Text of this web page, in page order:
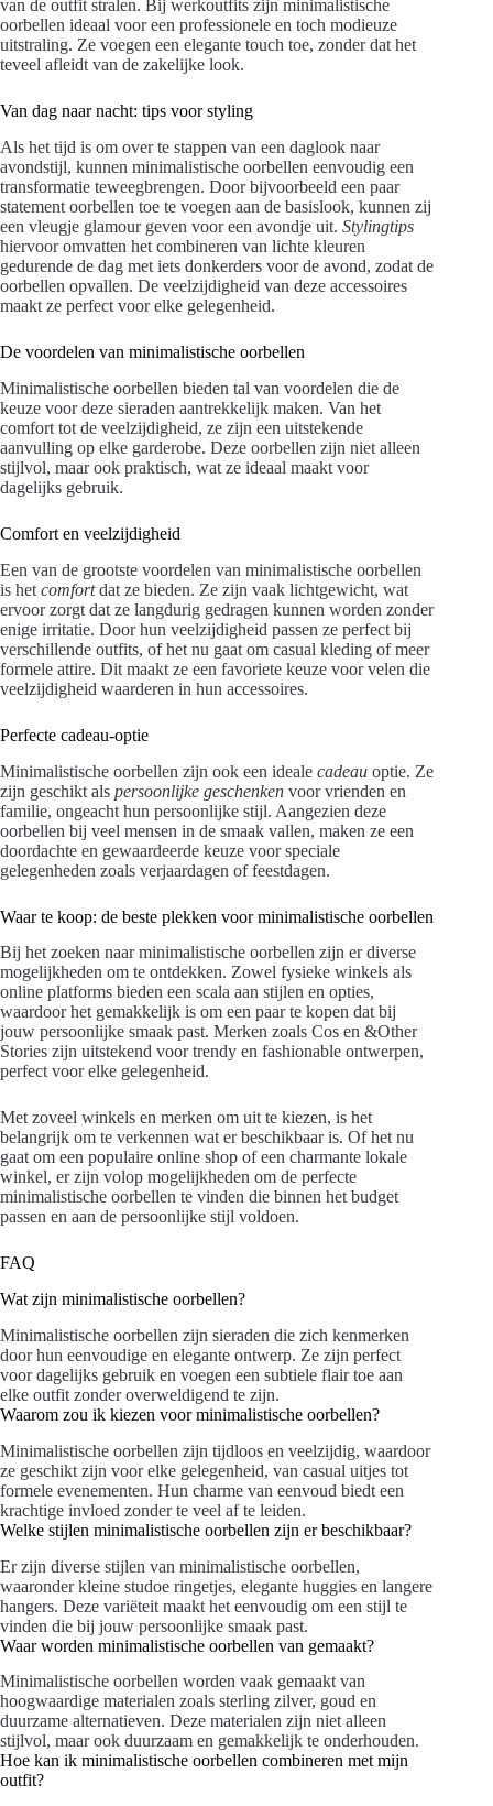
van de outfit stralen. Bij werkoutfits zijn minimalistische
oorbellen ideaal voor een professionele en toch modieuze
uitstraling. Ze voegen een elegante touch toe, zonder dat het
teveel afleidt van de zakelijke look.
Van dag naar nacht: tips voor styling
Als het tijd is om over te stappen van een daglook naar
avondstijl, kunnen minimalistische oorbellen eenvoudig een
transformatie teweegbrengen. Door bijvoorbeeld een paar
statement oorbellen toe te voegen aan de basislook, kunnen zij
een vleugje glamour geven voor een avondje uit. Stylingtips
hiervoor omvatten het combineren van lichte kleuren
gedurende de dag met iets donkerders voor de avond, zodat de
oorbellen opvallen. De veelzijdigheid van deze accessoires
maakt ze perfect voor elke gelegenheid.
De voordelen van minimalistische oorbellen
Minimalistische oorbellen bieden tal van voordelen die de
keuze voor deze sieraden aantrekkelijk maken. Van het
comfort tot de veelzijdigheid, ze zijn een uitstekende
aanvulling op elke garderobe. Deze oorbellen zijn niet alleen
stijlvol, maar ook praktisch, wat ze ideaal maakt voor
dagelijks gebruik.
Comfort en veelzijdigheid
Een van de grootste voordelen van minimalistische oorbellen
is het comfortdat ze bieden. Ze zijn vaak lichtgewicht, wat
ervoor zorgt dat ze langdurig gedragen kunnen worden zonder
enige irritatie. Door hun veelzijdigheid passen ze perfect bij
verschillende outfits, of het nu gaat om casual kleding of meer
formele attire. Dit maakt ze een favoriete keuze voor velen die
veelzijdigheid waarderen in hun accessoires.
Perfecte cadeau-optie
Minimalistische oorbellen zijn ook een ideale cadeau optie. Ze
zijn geschikt als persoonlijke geschenken voor vrienden en
familie, ongeacht hun persoonlijke stijl. Aangezien deze
oorbellen bij veel mensen in de smaak vallen, maken ze een
doordachte en gewaardeerde keuze voor speciale
gelegenheden zoals verjaardagen of feestdagen.
Waar te koop: de beste plekken voor minimalistische oorbellen
Bij het zoeken naar minimalistische oorbellen zijn er diverse
mogelijkheden om te ontdekken. Zowel fysieke winkels als
online platforms bieden een scala aan stijlen en opties,
waardoor het gemakkelijk is om een paar te kopen dat bij
jouw persoonlijke smaak past. Merken zoals Cos en &Other
Stories zijn uitstekend voor trendy en fashionable ontwerpen,
perfect voor elke gelegenheid.
Met zoveel winkels en merken om uit te kiezen, is het
belangrijk om te verkennen wat er beschikbaar is. Of het nu
gaat om een populaire online shop of een charmante lokale
winkel, er zijn volop mogelijkheden om de perfecte
minimalistische oorbellen te vinden die binnen het budget
passen en aan de persoonlijke stijl voldoen.
FAQ
Wat zijn minimalistische oorbellen?
Minimalistische oorbellen zijn sieraden die zich kenmerken
door hun eenvoudige en elegante ontwerp. Ze zijn perfect
voor dagelijks gebruik en voegen een subtiele flair toe aan
elke outfit zonder overweldigend te zijn.
Waarom zou ik kiezen voor minimalistische oorbellen?
Minimalistische oorbellen zijn tijdloos en veelzijdig, waardoor
ze geschikt zijn voor elke gelegenheid, van casual uitjes tot
formele evenementen. Hun charme van eenvoud biedt een
krachtige invloed zonder te veel af te leiden.
Welke stijlen minimalistische oorbellen zijn er beschikbaar?
Er zijn diverse stijlen van minimalistische oorbellen,
waaronder kleine studoe ringetjes, elegante huggies en langere
hangers. Deze variëteit maakt het eenvoudig om een stijl te
vinden die bij jouw persoonlijke smaak past.
Waar worden minimalistische oorbellen van gemaakt?
Minimalistische oorbellen worden vaak gemaakt van
hoogwaardige materialen zoals sterling zilver, goud en
duurzame alternatieven. Deze materialen zijn niet alleen
stijlvol, maar ook duurzaam en gemakkelijk te onderhouden.
Hoe kan ik minimalistische oorbellen combineren met mijn
outfit?